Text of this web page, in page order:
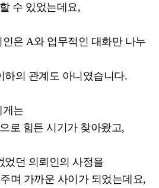
수 있었는데요 ,
인은 A와 업무적인 대화만 나누
하의 관계도 아니였습니다.
게는
로 힘든 시기가 찾아왔고,
었던 의뢰인의 사정을
며 가까운 사이가 되었는데요,